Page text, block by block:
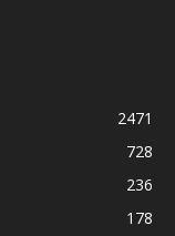
2471
728
236
178